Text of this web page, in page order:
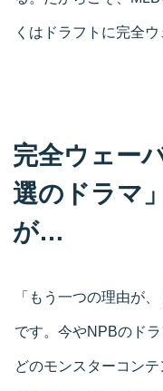
くはドラフトに完全
完全ウェー
選のドラマ
が…
「もう一つの理由が
です。今やNPBのド
どのモンスターコン